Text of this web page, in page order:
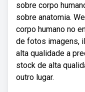
sobre corpo
sobre anatomia.
corpo humano no
de fotos imagens,
alta qualidade a
stock de alta
outro lugar.